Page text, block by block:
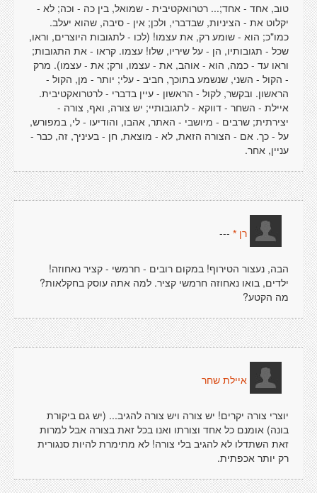
טוב, אחד - אחד;... רטרואקטיבית - שמואל, בין כה - וכה; לא -
יקלוט את - הציניות, שבדברי, ולכן; אין - סיבה, שהוא יעלב.
כמו"כ; הוא - שומע רק, את עצמו! (לכו - לתגובות היוצרים, וראו,
שכל - תגובותיו, הן - על שיריו, שלו! עצמו. קראו - את התגובות;
וראו עד - כמה, הוא - אוהב, את - עצמו, ורק; את - עצמו). מרק
- הקול - השני, שנשמע בתוכך, חביב - עלי; יותר - מן, הקול -
הראשון. ובקשר, לקול - הראשון - עיין בדברי - לרטרואקטיבית.
איילת - השחר - דווקא - לתגובותיי; יש צורה, ואף, צורה -
יצירתית; שרבים - מיושבי - האתר, אהבו, והודיעו - לי, במפורש,
על - כך. אם - הצורה הזאת, לא - מוצאת, חן - בעיניך, זה, כבר -
עניין, אחר.
רן * ---
הבה, נעצור הטירוף! במקום רובים - חרמשי - קציר נאחוזה!
ילדים, בואו נאחוזה חרמשי קציר. למה אתה עוסק בחקלאות?
מה הקטע?
איילת שחר
יוצרי צורה יקרים! יש צורה ויש צורה להגיב... (יש גם ביקורת
בונה) אומנם כל אחד וצורתו ואנו בכל זאת בצורה אבל למרות
זאת השתדלו לא להגיב בלי צורה! לא מתימרת להיות סנגורית
רק יותר אכפתית.